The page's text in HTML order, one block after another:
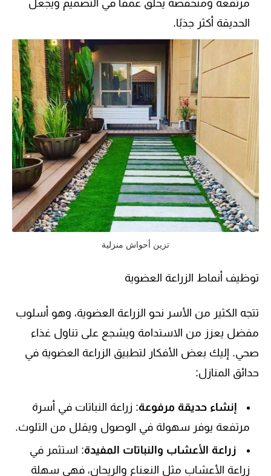
مرتفعة ومنخفضة يخلق عمقًا في التصميم ويجعل
الحديقة أكثر جذبًا.
تزين أحواش منزلية
توظيف أنماط الزراعة العضوية
تتجه الكثير من الأسر نحو الزراعة العضوية، وهو أسلوب
مفضل يعزز من الاستدامة ويشجع على تناول غذاء
صحي. إليك بعض الأفكار لتطبيق الزراعة العضوية في
حدائق المنازل:
إنشاء حديقة مرفوعة: زراعة النباتات في أسرة
مرتفعة يوفر سهولة في الوصول ويقلل من التلوث.
زراعة الأعشاب والنباتات المفيدة: استثمر في
زراعة الأعشاب مثل النعناع والريحان، فهي سهلة